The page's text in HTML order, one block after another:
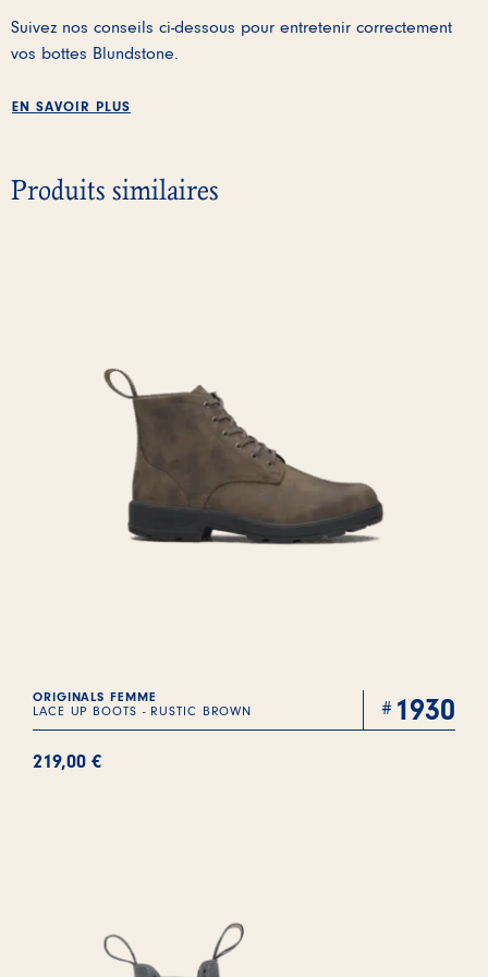
Suivez nos conseils ci-dessous pour entretenir correctement
vos bottes Blundstone.
EN SAVOIR PLUS
Produits similaires
ORIGINALS FEMME
LACE UP BOOTS - RUSTIC BROWN 1930
219,00 €